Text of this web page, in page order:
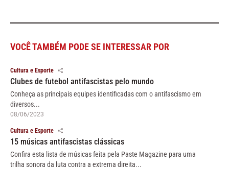
VOCÊ TAMBÉM PODE SE INTERESSAR POR
Cultura e Esporte
Clubes de futebol antifascistas pelo mundo
Conheça as principais equipes identificadas com o antifascismo em
diversos...
08/06/2023
Cultura e Esporte
15 músicas antifascistas clássicas
Confira esta lista de músicas feita pela Paste Magazine para uma
trilha sonora da luta contra a extrema direita...